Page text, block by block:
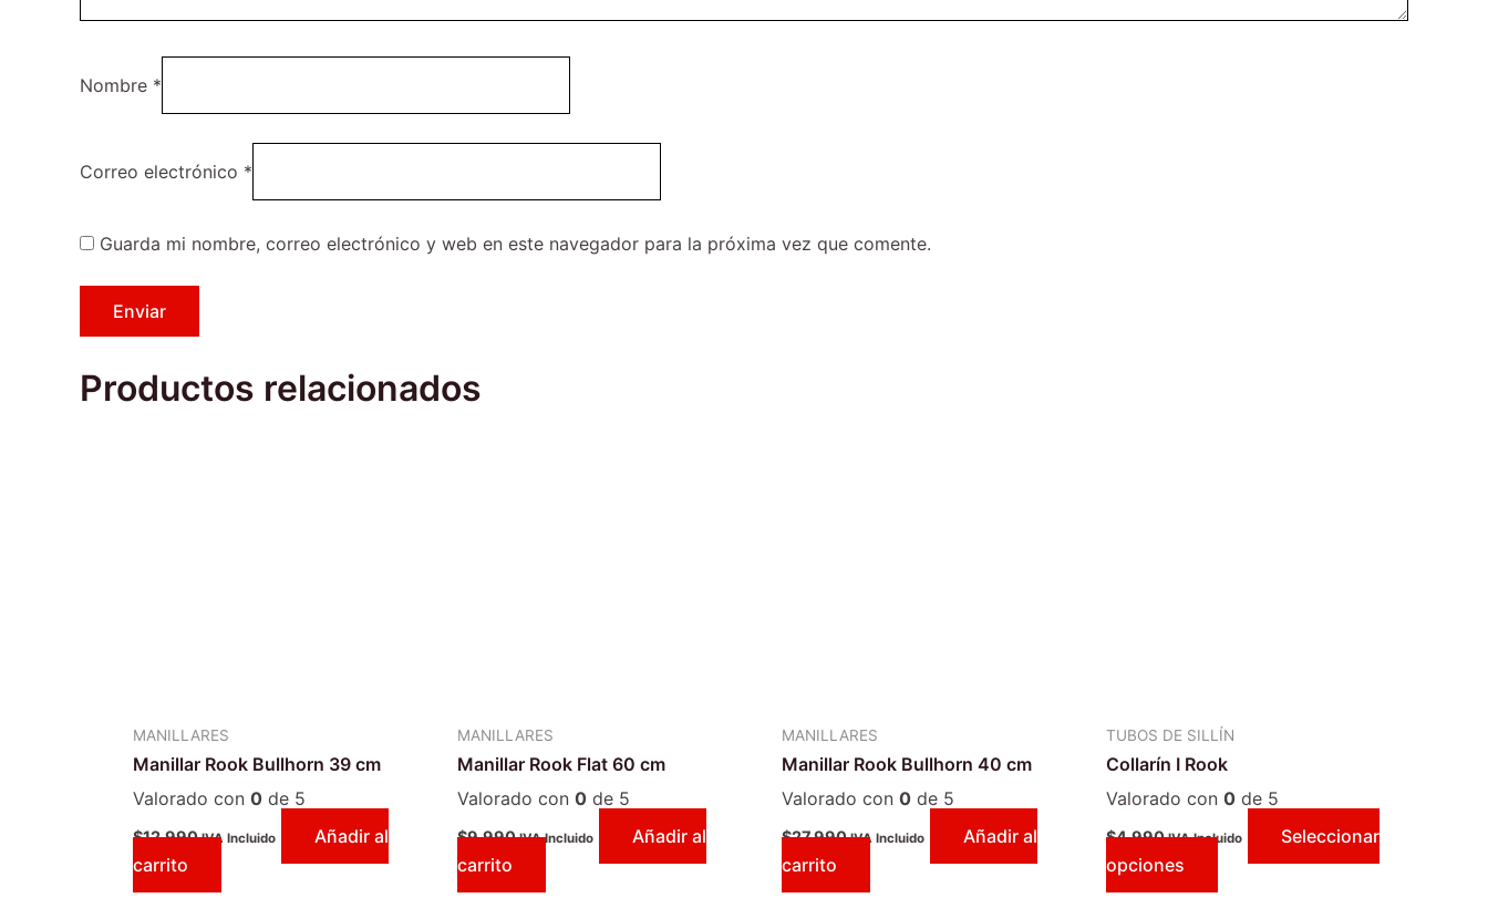
Nombre *
Correo electrónico *
Guarda mi nombre, correo electrónico y web en este navegador para la próxima vez que comente.
Productos relacionados
MANILLARES
Manillar Rook Bullhorn 39 cm
Valorado con 0 de 5
$12.990 IVA Incluido
Añadir al
carrito
MANILLARES
Manillar Rook Flat 60 cm
Valorado con 0 de 5
$9.990 IVA Incluido
Añadir al
carrito
MANILLARES
Manillar Rook Bullhorn 40 cm
Valorado con 0 de 5
$27.990 IVA Incluido
Añadir al
carrito
TUBOS DE SILLÍN
Collarín I Rook
Valorado con 0 de 5
$4.990 IVA Incluido
Seleccionar
opciones
la
página
de
producto